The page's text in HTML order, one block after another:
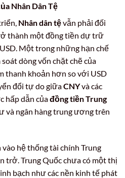
Nhân Dân Tệ
Nhân dân tệvẫn phải đối
thành một đồng tiền dự trữ
Một trong những hạn chế
dòng vốn chặt chẽ của
thanh khoản hơn so với USD
đổi tự do giữaCNYvà các
hấp dẫn củađồng tiền Trung
và ngân hàng trung ương trên
hệ thống tài chính Trung
trở. Trung Quốc chưa có một thị
bạch như các nền kinh tế phát